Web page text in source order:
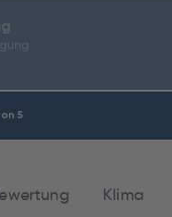
5
Klima